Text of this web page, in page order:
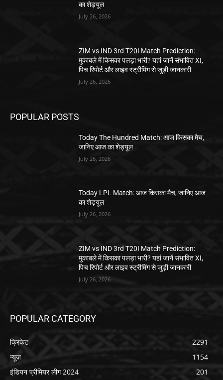
का शेड्यूल
July 26, 2026
ZIM vs IND 3rd T20I Match Prediction:
मुकाबले में किसका पलड़ा भारी? यहां जानें संभावित XI,
पिच रिपोर्ट और लाइव स्ट्रीमिंग से जुड़ी जानकारी
July 26, 2026
POPULAR POSTS
Today The Hundred Match: आज किसका मैच,
जानिए आज का शेड्यूल
July 26, 2026
Today LPL Match: आज किसका मैच, जानिए आज
का शेड्यूल
July 26, 2026
ZIM vs IND 3rd T20I Match Prediction:
मुकाबले में किसका पलड़ा भारी? यहां जानें संभावित XI,
पिच रिपोर्ट और लाइव स्ट्रीमिंग से जुड़ी जानकारी
July 26, 2026
POPULAR CATEGORY
क्रिकेट
2291
न्यूज़
1154
इंडियन प्रीमियर लीग 2024
201